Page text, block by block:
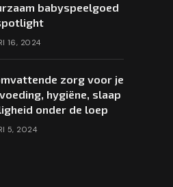
babyspeelgoed
16, 2024
zorg voor je
hygiëne, slaap
onder de loep
5, 2024